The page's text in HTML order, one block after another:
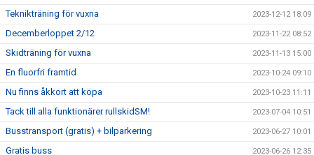
Teknikträning för vuxna 2023-12-12 18:09
Decemberloppet 2/12 2023-11-22 08:52
Skidträning för vuxna 2023-11-13 15:00
En fluorfri framtid 2023-10-24 09:10
Nu finns åkkort att köpa 2023-10-23 11:11
Tack till alla funktionärer rullskidSM! 2023-07-04 10:51
Busstransport (gratis) + bilparkering 2023-06-27 10:01
Gratis buss 2023-06-26 12:35